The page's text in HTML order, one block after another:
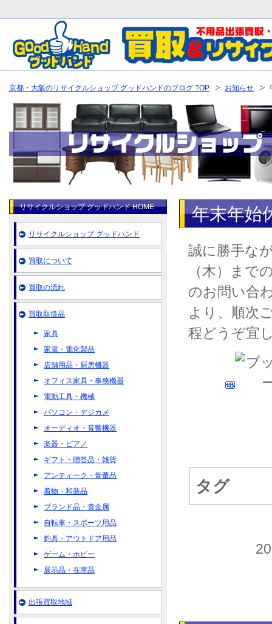
京都・大阪のリサイクルショップ グッドハンドのブログ TOP お知らせ
年末年始
誠に勝手な
（木）まで
のお問い合
より、順次
程どうぞ宜
タグ
リサイクルショップ グッドハンド HOME
リサイクルショップ グッドハンド
買取について
買取の流れ
買取取扱品
家具
家電・電化製品
店舗用品・厨房機器
オフィス家具・事務機器
電動工具・機械
パソコン・デジカメ
オーディオ・音響機器
楽器・ピアノ
ギフト・贈答品・雑貨
アンティーク・骨董品
着物・和装品
ブランド品・貴金属
自転車・スポーツ用品
釣具・アウトドア用品
ゲーム・ホビー
展示品・在庫品
出張買取地域